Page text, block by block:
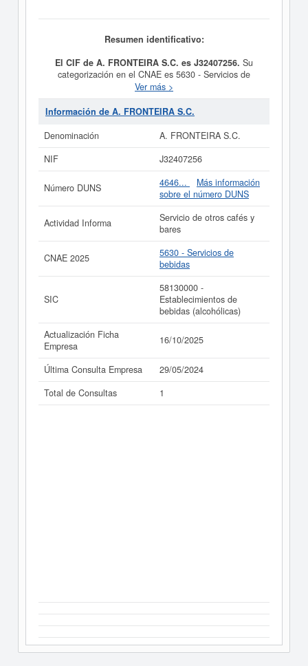
Resumen identificativo:
El CIF de A. FRONTEIRA S.C. es J32407256. Su
categorización en el CNAE es 5630 - Servicios de
bebidas. En la clasificación SIC, la empresa
FRONTEIRA S.C.cuenta con el número 58130000.
Esta empresa se ha consultado en eInforma un total de
compañia puede solicitar alguna subvención y para
web.
Si está interesado en conocer más datos de la empresa
A. FRONTEIRA S.C. puede
acceder inmediatamente a
de A. FRONTEIRA S.C. y
consultar los resultados de sus años de actividad, así
como los balances y cuentas de resultados disponibles.
La última actualización del informe de empresa se ha
realizado el 16/10/2025.
Ver más >
Información de A. FRONTEIRA S.C.
Denominación
A. FRONTEIRA S.C.
NIF
J32407256
Número DUNS 4646...
Más información
sobre el número DUNS
Actividad Informa
Servicio de otros cafés y
bares
CNAE 2025
5630 - Servicios de
bebidas
SIC
58130000 -
Establecimientos de
bebidas (alcohólicas)
Actualización Ficha
Empresa
16/10/2025
Última Consulta Empresa
29/05/2024
Total de Consultas
1